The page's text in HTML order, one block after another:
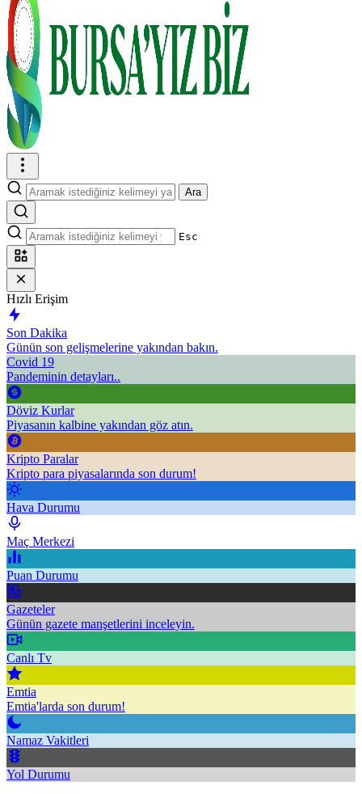
Ara
Esc
Hızlı Erişim
Son Dakika
Günün son gelişmelerine yakından bakın.
Covid 19
Pandeminin detayları..
Döviz Kurlar
Piyasanın kalbine yakından göz atın.
Kripto Paralar
Kripto para piyasalarında son durum!
Hava Durumu
Maç Merkezi
Puan Durumu
Gazeteler
Günün gazete manşetlerini inceleyin.
Canlı Tv
Emtia
Emtia'larda son durum!
Namaz Vakitleri
Yol Durumu